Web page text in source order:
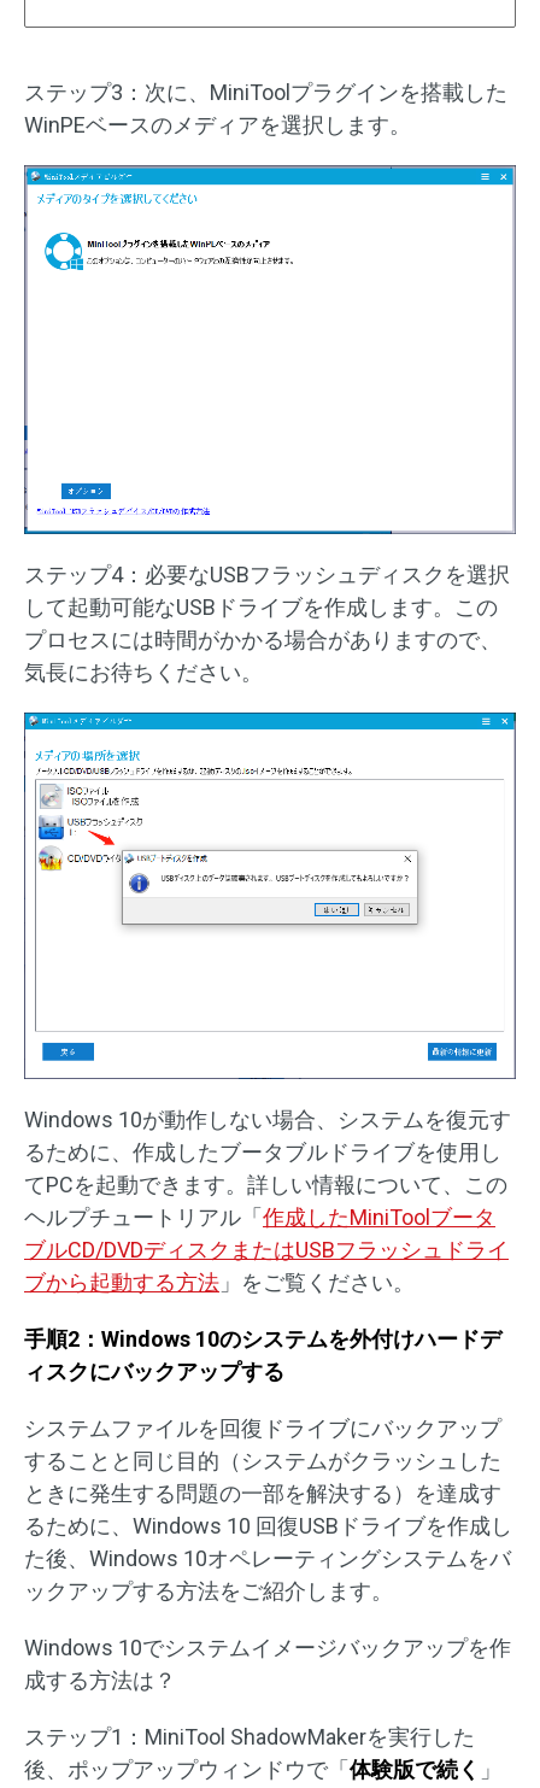
ステップ3：次に、MiniToolプラグインを搭載した
WinPEベースのメディアを選択します。
ステップ4：必要なUSBフラッシュディスクを選択
して起動可能なUSBドライブを作成します。この
プロセスには時間がかかる場合がありますので、
気長にお待ちください。
Windows 10が動作しない場合、システムを復元す
るために、作成したブータブルドライブを使用し
てPCを起動できます。詳しい情報について、この
ヘルプチュートリアル「 作成したMiniToolブータ
ブルCD/DVDディスクまたはUSBフラッシュドライ
ブから起動する方法 」をご覧ください。
手順2：Windows 10のシステムを外付けハードデ
ィスクにバックアップする
システムファイルを回復ドライブにバックアップ
することと同じ目的（システムがクラッシュした
ときに発生する問題の一部を解決する）を達成す
るために、Windows 10 回復USBドライブを作成し
た後、Windows 10オペレーティングシステムをバ
ックアップする方法をご紹介します。
Windows 10でシステムイメージバックアップを作
成する方法は？
ステップ1：MiniTool ShadowMakerを実行した
後、ポップアップウィンドウで「 体験版で続く 」